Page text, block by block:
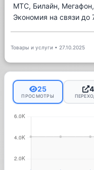
МТС, Билайн,
Экономия на связи до
Товары и услуги • 27.10.2025
25
ПРОСМОТРЫ
4